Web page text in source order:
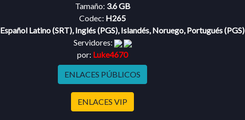
Tamaño: 3.6 GB
Codec: H265
Español Latino (SRT), Inglés (PGS), Islandés, Noruego, Portugués (PGS)
Servidores:
por: Luke4670
ENLACES PÚBLICOS
ENLACES VIP